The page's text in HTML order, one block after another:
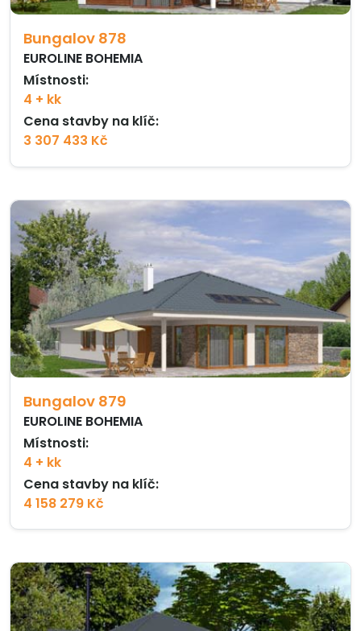
Bungalov 878
EUROLINE BOHEMIA
Místnosti:
4 + kk
Cena stavby na klíč:
3 307 433 Kč
Bungalov 879
EUROLINE BOHEMIA
Místnosti:
4 + kk
Cena stavby na klíč:
4 158 279 Kč